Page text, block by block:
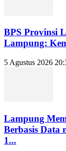
BPS Provinsi
Lampung:
5 Agustus 2026
Lampung
Berbasis Data
1...